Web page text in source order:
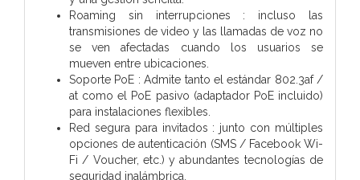
Roaming sin interrupciones : incluso las
transmisiones de video y las llamadas de voz no
se ven afectadas cuando los usuarios se
mueven entre ubicaciones.
Soporte PoE : Admite tanto el estándar 802.3af /
at como el PoE pasivo (adaptador PoE incluido)
para instalaciones flexibles.
Red segura para invitados : junto con múltiples
opciones de autenticación (SMS / Facebook Wi-
Fi / Voucher, etc.) y abundantes tecnologías de
seguridad inalámbrica.